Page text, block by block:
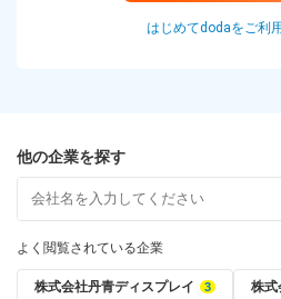
はじめてdodaをご利
他の企業を探す
よく閲覧されている企業
株式会社丹青ディスプレイ 株式